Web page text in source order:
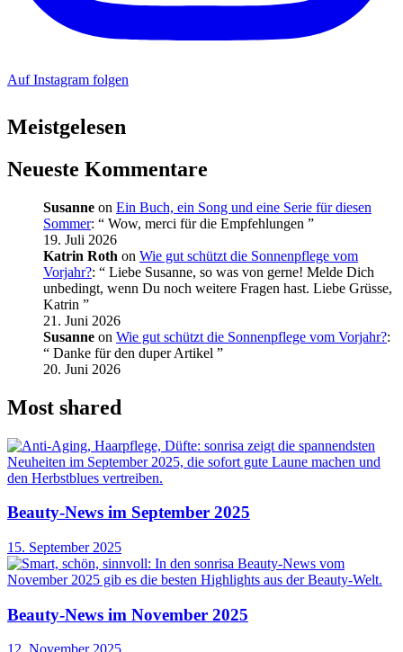
Auf Instagram folgen
Meistgelesen
Neueste Kommentare
Susanne on Ein Buch, ein Song und eine Serie für diesen
Sommer: “ Wow, merci für die Empfehlungen ”
19. Juli 2026
Katrin Roth on Wie gut schützt die Sonnenpflege vom
Vorjahr?: “ Liebe Susanne, so was von gerne! Melde Dich
unbedingt, wenn Du noch weitere Fragen hast. Liebe Grüsse,
Katrin ”
21. Juni 2026
Susanne on Wie gut schützt die Sonnenpflege vom Vorjahr?:
“ Danke für den duper Artikel ”
20. Juni 2026
Most shared
Beauty-News im September 2025
15. September 2025
Beauty-News im November 2025